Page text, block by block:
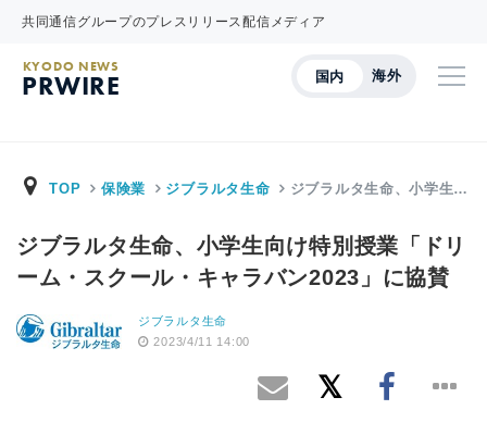
共同通信グループのプレスリリース配信メディア
国内 海外
KYODO NEWS
PRWIRE
TOP 保険業 ジブラルタ生命 ジブラルタ生命、小学生…
ジブラルタ生命、小学生向け特別授業「ドリ
ーム・スクール・キャラバン2023」に協賛
ジブラルタ生命
2023/4/11 14:00